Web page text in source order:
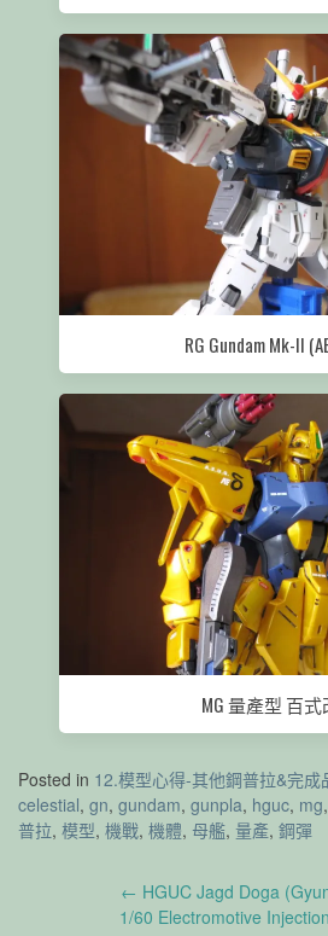
RG Gundam Mk-II
MG 量產型 百式
Posted in 12.模型心得-其他鋼普拉&完成
celestial, gn, gundam, gunpla, hguc, mg,
普拉, 模型, 機戰, 機體, 母艦, 量產, 鋼彈
← HGUC Jagd Doga
1/60 Electromotive